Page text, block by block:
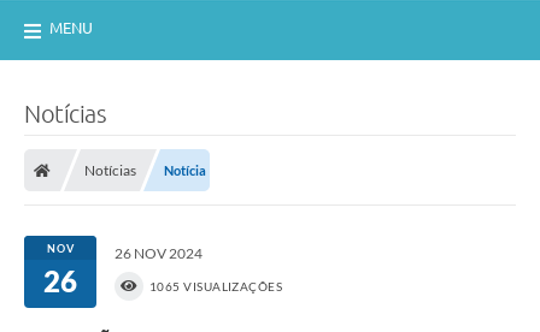
MENU
Notícias
Notícias Notícia
NOV
26
26 NOV 2024
1065 VISUALIZAÇÕES